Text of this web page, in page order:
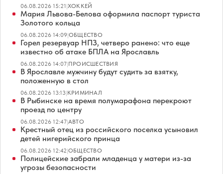
06.08.2026 15:21|ХОККЕЙ
Мария Львова-Белова оформила паспорт туриста
Золотого кольца
06.08.2026 14:09|ОБЩЕСТВО
Горел резервуар НПЗ, четверо ранено: что еще
известно об атаке БПЛА на Ярославль
06.08.2026 14:07|ПРОИСШЕСТВИЯ
В Ярославле мужчину будут судить за взятку,
положенную в стол
06.08.2026 13:13|КРИМИНАЛ
В Рыбинске на время полумарафона перекроют
проезд по центру
06.08.2026 12:47|АВТО
Крестный отец из российского поселка усыновил
детей нигерийского принца
06.08.2026 12:42|ОБЩЕСТВО
Полицейские забрали младенца у матери из-за
угрозы безопасности